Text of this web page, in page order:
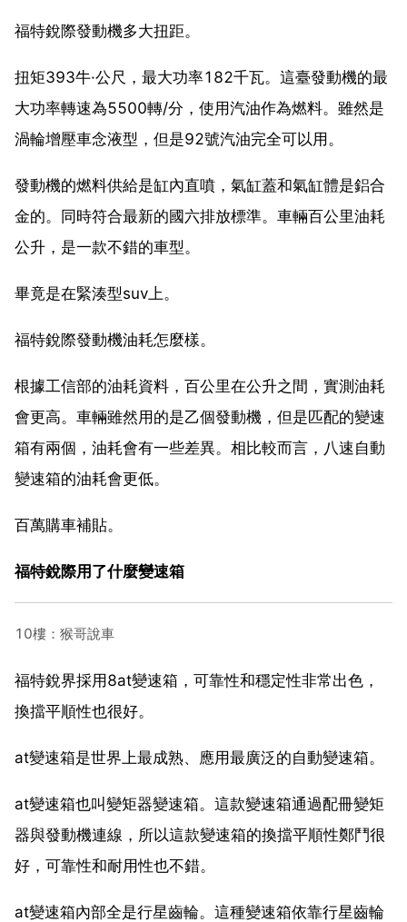
福特銳際發動機多大扭距。
扭矩393牛·公尺，最大功率182千瓦。這臺發動機的最
大功率轉速為5500轉/分，使用汽油作為燃料。雖然是
渦輪增壓車念液型，但是92號汽油完全可以用。
發動機的燃料供給是缸內直噴，氣缸蓋和氣缸體是鋁合
金的。同時符合最新的國六排放標準。車輛百公里油耗
公升，是一款不錯的車型。
畢竟是在緊湊型suv上。
福特銳際發動機油耗怎麼樣。
根據工信部的油耗資料，百公里在公升之間，實測油耗
會更高。車輛雖然用的是乙個發動機，但是匹配的變速
箱有兩個，油耗會有一些差異。相比較而言，八速自動
變速箱的油耗會更低。
百萬購車補貼。
福特銳際用了什麼變速箱
10樓：猴哥說車
福特銳界採用8at變速箱，可靠性和穩定性非常出色，
換擋平順性也很好。
at變速箱是世界上最成熟、應用最廣泛的自動變速箱。
at變速箱也叫變矩器變速箱。這款變速箱通過配冊變矩
器與發動機連線，所以這款變速箱的換擋平順性鄭鬥很
好，可靠性和耐用性也不錯。
at變速箱內部全是行星齒輪。這種變速箱依靠行星齒輪